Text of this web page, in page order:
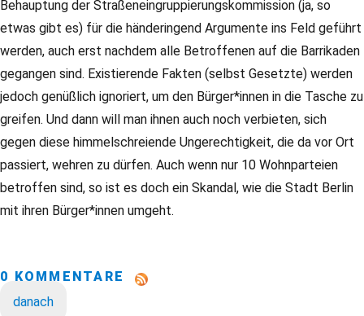
Behauptung der Straßeneingruppierungskommission (ja, so
etwas gibt es) für die händeringend Argumente ins Feld geführt
werden, auch erst nachdem alle Betroffenen auf die Barrikaden
gegangen sind. Existierende Fakten (selbst Gesetzte) werden
jedoch genüßlich ignoriert, um den Bürger*innen in die Tasche zu
greifen. Und dann will man ihnen auch noch verbieten, sich
gegen diese himmelschreiende Ungerechtigkeit, die da vor Ort
passiert, wehren zu dürfen. Auch wenn nur 10 Wohnparteien
betroffen sind, so ist es doch ein Skandal, wie die Stadt Berlin
mit ihren Bürger*innen umgeht.
0 KOMMENTARE
danach